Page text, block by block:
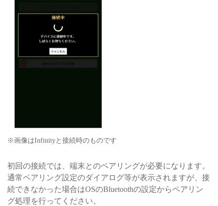
※画像はInfinityと接続時のものです
初回の接続では、端末とのペアリングが必要になります。
通常ペアリング設定のダイアログ等が表示されますが、接
続できなかった場合はOSのBluetoothの設定からペアリン
グ処理を行ってください。